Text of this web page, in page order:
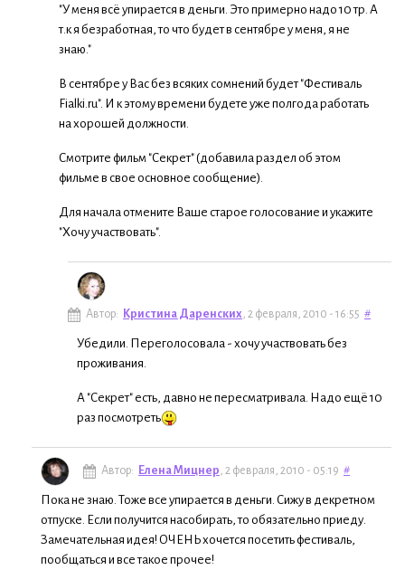
"У меня всё упирается в деньги. Это примерно надо 10 тр. А
т.к я безработная, то что будет в сентябре у меня, я не
знаю."
В сентябре у Вас без всяких сомнений будет "Фестиваль
Fialki.ru". И к этому времени будете уже полгода работать
на хорошей должности.
Смотрите фильм "Секрет" (добавила раздел об этом
фильме в свое основное сообщение).
Для начала отмените Ваше старое голосование и укажите
"Хочу участвовать".
Автор: Кристина Даренских, 2 февраля, 2010 - 16:55 #
Убедили. Переголосовала - хочу участвовать без
проживания.
А "Секрет" есть, давно не пересматривала. Надо ещё 10
раз посмотреть
Автор: Елена Мицнер, 2 февраля, 2010 - 05:19 #
Пока не знаю. Тоже все упирается в деньги. Сижу в декретном
отпуске. Если получится насобирать, то обязательно приеду.
Замечательная идея! ОЧЕНЬ хочется посетить фестиваль,
пообщаться и все такое прочее!